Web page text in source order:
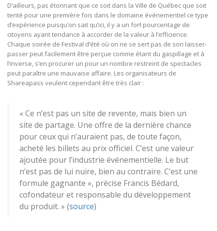
D’ailleurs, pas étonnant que ce soit dans la Ville de Québec que soit
tenté pour une première fois dans le domaine événementiel ce type
d’expérience puisqu’on sait qu’ici, il y a un fort pourcentage de
citoyens ayant tendance à accorder de la valeur à l’efficience.
Chaque soirée de Festival d’été où on ne se sert pas de son laisser-
passer peut facilement être perçue comme étant du gaspillage et à
l’inverse, s’en procurer un pour un nombre restreint de spectacles
peut paraître une mauvaise affaire. Les organisateurs de
Shareapass veulent cependant être très clair :
« Ce n’est pas un site de revente, mais bien un
site de partage. Une offre de la dernière chance
pour ceux qui n’auraient pas, de toute façon,
acheté les billets au prix officiel. C’est une valeur
ajoutée pour l’industrie événementielle. Le but
n’est pas de lui nuire, bien au contraire. C’est une
formule gagnante », précise Francis Bédard,
cofondateur et responsable du développement
du produit. » (source)